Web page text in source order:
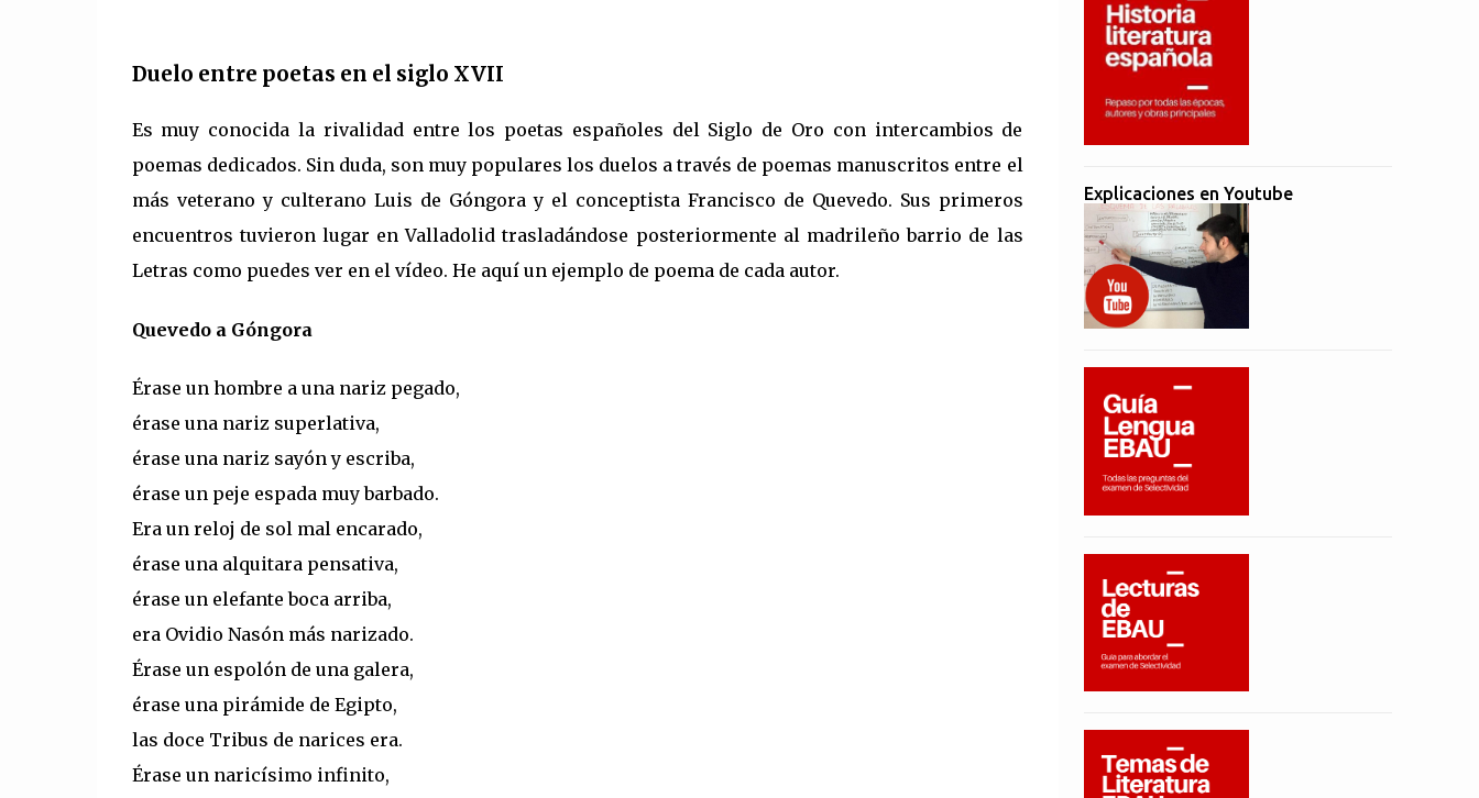
Duelo entre poetas en el siglo XVII
Es muy conocida la rivalidad entre los poetas españoles del Siglo de Oro con intercambios de
poemas dedicados. Sin duda, son muy populares los duelos a través de poemas manuscritos entre el
más veterano y culterano Luis de Góngora y el conceptista Francisco de Quevedo. Sus primeros
encuentros tuvieron lugar en Valladolid trasladándose posteriormente al madrileño barrio de las
Letras como puedes ver en el vídeo. He aquí un ejemplo de poema de cada autor.
Quevedo a Góngora
Érase un hombre a una nariz pegado,
érase una nariz superlativa,
érase una nariz sayón y escriba,
érase un peje espada muy barbado.
Era un reloj de sol mal encarado,
érase una alquitara pensativa,
érase un elefante boca arriba,
era Ovidio Nasón más narizado.
Érase un espolón de una galera,
érase una pirámide de Egipto,
las doce Tribus de narices era.
Érase un naricísimo infinito,
Explicaciones en Youtube